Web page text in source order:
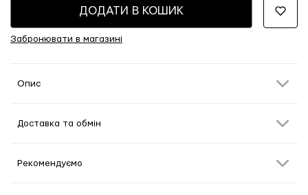
ДОДАТИ В КОШИК
Забронювати в магазині
Опис
Доставка та обмін
Рекомендуємо